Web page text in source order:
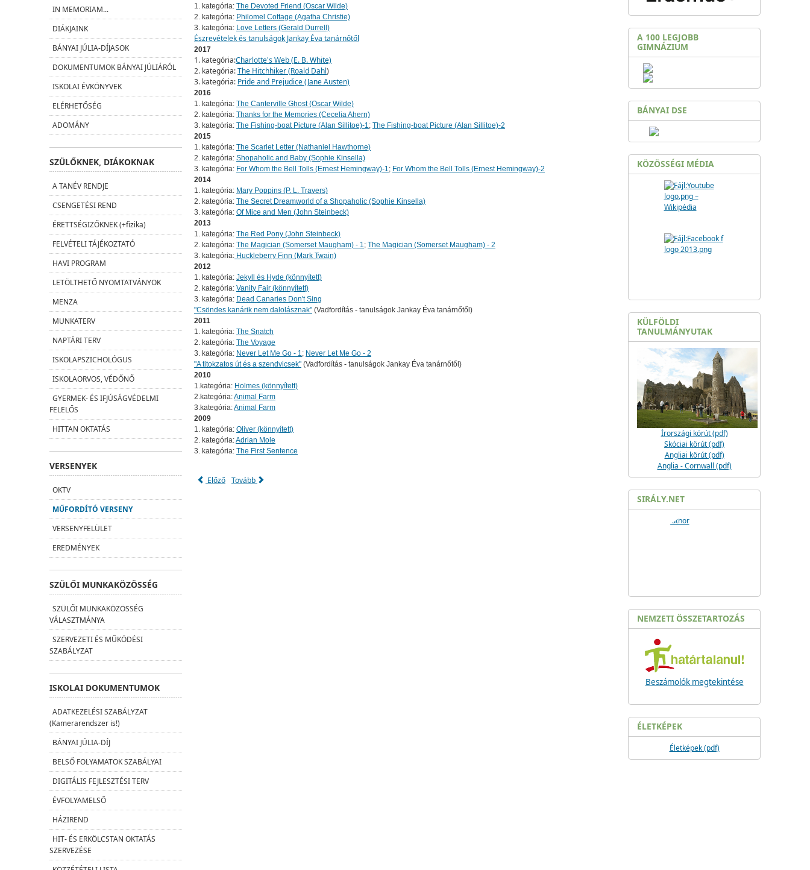
1. kategória: The Devoted Friend (Oscar Wilde)
2. kategória: Philomel Cottage (Agatha Christie)
3. kategória: Love Letters (Gerald Durrell)
Észrevételek és tanulságok Jankay Éva tanárnőtől
2017
1. kategória:Charlotte's Web (E. B. White)
2. kategória:The Hitchhiker (Roald Dahl)
3. kategória: Pride and Prejudice (Jane Austen)
2016
1. kategória: The Canterville Ghost (Oscar Wilde)
2. kategória: Thanks for the Memories (Cecelia Ahern)
3. kategória: The Fishing-boat Picture (Alan Sillitoe)-1; The Fishing-boat Picture (Alan Sillitoe)-2
2015
1. kategória: The Scarlet Letter (Nathaniel Hawthorne)
2. kategória: Shopaholic and Baby (Sophie Kinsella)
3. kategória: For Whom the Bell Tolls (Ernest Hemingway)-1; For Whom the Bell Tolls (Ernest Hemingway)-2
2014
1. kategória: Mary Poppins (P. L. Travers)
2. kategória: The Secret Dreamworld of a Shopaholic (Sophie Kinsella)
3. kategória: Of Mice and Men (John Steinbeck)
2013
1. kategória: The Red Pony (John Steinbeck)
2. kategória: The Magician (Somerset Maugham) - 1; The Magician (Somerset Maugham) - 2
3. kategória: Huckleberry Finn (Mark Twain)
2012
1. kategória: Jekyll és Hyde (könnyített)
2. kategória: Vanity Fair (könnyített)
3. kategória: Dead Canaries Don't Sing
"Csöndes kanárik nem dalolásznak" (Vadfordítás - tanulságok Jankay Éva tanárnőtől)
2011
1. kategória: The Snatch
2. kategória: The Voyage
3. kategória: Never Let Me Go - 1; Never Let Me Go - 2
"A titokzatos út és a szendvicsek" (Vadfordítás - tanulságok Jankay Éva tanárnőtől)
2010
1.kategória: Holmes (könnyített)
2.kategória:Animal Farm
3.kategória:Animal Farm
2009
1. kategória: Oliver (könnyített)
2. kategória:Adrian Mole
3. kategória: The First Sentence
Előző Tovább
IN MEMORIAM...
DIÁKJAINK
BÁNYAI JÚLIA-DÍJASOK
DOKUMENTUMOK BÁNYAI JÚLIÁRÓL
ISKOLAI ÉVKÖNYVEK
ELÉRHETŐSÉG
ADOMÁNY
SZÜLŐKNEK, DIÁKOKNAK
A TANÉV RENDJE
CSENGETÉSI REND
ÉRETTSÉGIZŐKNEK (+fizika)
FELVÉTELI TÁJÉKOZTATÓ
HAVI PROGRAM
LETÖLTHETŐ NYOMTATVÁNYOK
MENZA
MUNKATERV
NAPTÁRI TERV
ISKOLAPSZICHOLÓGUS
ISKOLAORVOS, VÉDŐNŐ
GYERMEK- ÉS IFJÚSÁGVÉDELMI
FELELŐS
HITTAN OKTATÁS
VERSENYEK
OKTV
MŰFORDÍTÓ VERSENY
VERSENYFELÜLET
EREDMÉNYEK
SZÜLŐI MUNKAKÖZÖSSÉG
SZÜLŐI MUNKAKÖZÖSSÉG
VÁLASZTMÁNYA
SZERVEZETI ÉS MŰKÖDÉSI
SZABÁLYZAT
ISKOLAI DOKUMENTUMOK
ADATKEZELÉSI SZABÁLYZAT
(Kamerarendszer is!)
BÁNYAI JÚLIA-DÍJ
BELSŐ FOLYAMATOK SZABÁLYAI
DIGITÁLIS FEJLESZTÉSI TERV
ÉVFOLYAMELSŐ
HÁZIREND
HIT- ÉS ERKÖLCSTAN OKTATÁS
SZERVEZÉSE
A 100 LEGJOBB
GIMNÁZIUM
BÁNYAI DSE
KÖZÖSSÉGI MÉDIA
KÜLFÖLDI
TANULMÁNYUTAK
Írországi körút (pdf)
Skóciai körút (pdf)
Angliai körút (pdf)
Anglia - Cornwall (pdf)
SIRÁLY.NET
NEMZETI ÖSSZETARTOZÁS
Beszámolók megtekintése
ÉLETKÉPEK
Életképek (pdf)